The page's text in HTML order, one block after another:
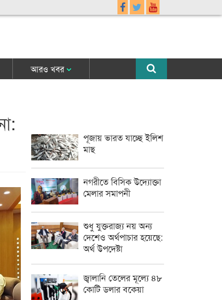
আরও খবর
পূজায় ভারত যাচ্ছে ইলিশ
মাছ
নগরীতে বিসিক উদ্যোক্তা
মেলার সমাপনী
শুধু যুক্তরাজ্য নয় অন্য
দেশেও অর্থপাচার হয়েছে:
অর্থ উপদেষ্টা
জ্বালানি তেলের মূল্যে ৪৮
কোটি ডলার বকেয়া